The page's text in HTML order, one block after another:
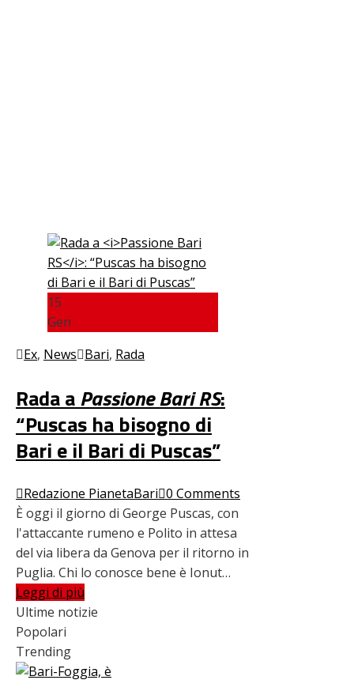
15
Gen
Ex, News Bari, Rada
Rada aPassione Bari RS:
“Puscas ha bisogno di
Bari e il Bari di Puscas”
Redazione PianetaBari 0 Comments
È oggi il giorno di George Puscas, con
l'attaccante rumeno e Polito in attesa
del via libera da Genova per il ritorno in
Puglia. Chi lo conosce bene è Ionut…
Leggi di più
Ultime notizie
Popolari
Trending